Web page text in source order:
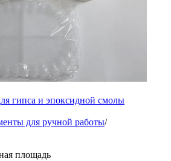
гипса и эпоксидной смолы
для ручной работы/
площадь